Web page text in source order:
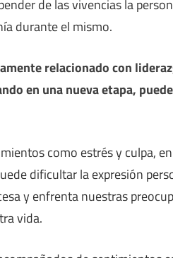
de las vivencias la
durante el mismo.
relacionado con
en una nueva etapa,
como estrés y culpa,
dificultar la expresión
y enfrenta nuestras
vida.